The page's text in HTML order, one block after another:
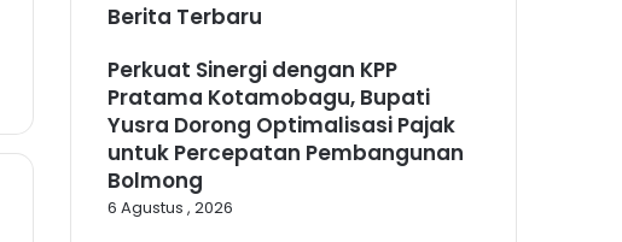
Berita Terbaru
Perkuat Sinergi dengan KPP
Pratama Kotamobagu, Bupati
Yusra Dorong Optimalisasi Pajak
untuk Percepatan Pembangunan
Bolmong
6 Agustus , 2026